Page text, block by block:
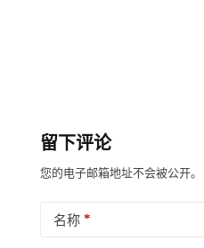
留下评论
您的电子邮箱地址不会被公开。
名称 *